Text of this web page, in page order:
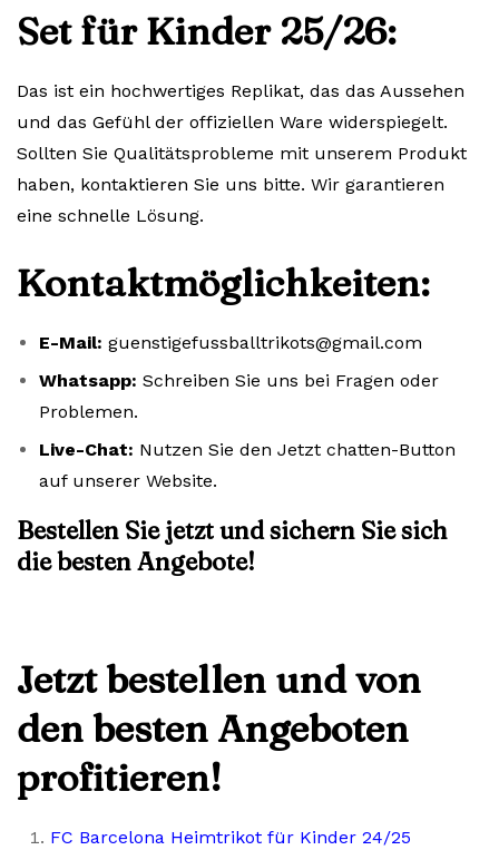
Set für Kinder 25/26:
Das ist ein hochwertiges Replikat, das das Aussehen
und das Gefühl der offiziellen Ware widerspiegelt.
Sollten Sie Qualitätsprobleme mit unserem Produkt
haben, kontaktieren Sie uns bitte. Wir garantieren
eine schnelle Lösung.
Kontaktmöglichkeiten:
E-Mail: guenstigefussballtrikots@gmail.com
Whatsapp: Schreiben Sie uns bei Fragen oder
Problemen.
Live-Chat: Nutzen Sie den Jetzt chatten-Button
auf unserer Website.
Bestellen Sie jetzt und sichern Sie sich
die besten Angebote!
Jetzt bestellen und von
den besten Angeboten
profitieren!
FC Barcelona Heimtrikot für Kinder 24/25